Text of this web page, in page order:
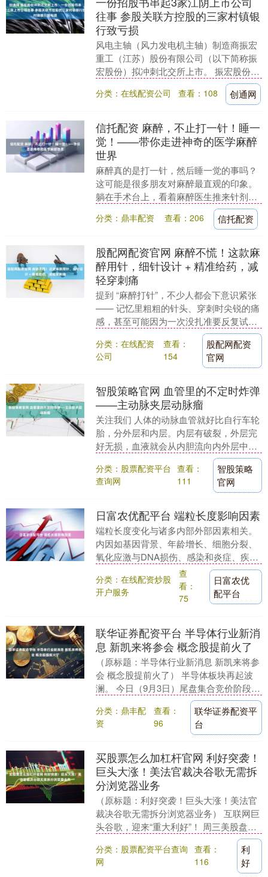
往事 参股关联方控股的三家村镇银
行致亏损
风电主轴（风力发电机主轴）制造商振宏
重工（江苏）股份有限公司（以下简称振
宏股份）拟冲刺北交所上市。 振宏股份是
一家家族色彩浓厚的企业，实控人赵正洪
的多位亲属在公....
分类：在线配资公司 查看：108 创通网
信托配资 麻醉，不止打一针！睡一
觉！——带你走进神奇的医学麻醉
世界
麻醉真的是打一针，然后睡一觉的事吗？
这可能是很多朋友对麻醉最直观的印象。
躺在手术台上，看着麻醉医生推来针剂，
几秒钟后意识模糊……醒来时手术已经结
束，仿佛只做了一....
分类：鼎丰配资 查看：206 信托配资
股配网配资官网 麻醉不慌！这款麻
醉用针，细针设计 + 精准给药，减
轻穿刺痛
提到 “麻醉打针”，不少人都会下意识紧张
—— 记忆里粗粗的针头、穿刺时尖锐的痛
感，甚至可能因为一次没扎准要反复试
针，让很多人还没进手术室，就先被 “麻
醉针” ....
分类：在线配资
公司
查看：
154
股配网配资
官网
智股策略官网 血管里的不定时炸弹
——主动脉夹层动脉瘤
关注我们 人体的动脉血管就好比自行车轮
胎，分外层和内层。内层有破裂，外层完
好无损，血液就会从内胆流向内外层中间
的腔隙，造成血液在这个病理性的夹层中
流动。这时候就....
分类：股票配资平台
查询网
查看：
111
智股策略
官网
日富农优配平台 端粒长度影响因素
端粒长度变化与诸多内部外部因素相关。
内因如基因背景、年龄增长、细胞分裂、
氧化应激与DNA损伤、感染和炎症、疾病
（自身免疫综合征、心血管疾病、高血
压、糖尿病等），....
分类：在线配资炒股
开户服务
查
看：
75
日富农优
配平台
联华证券配资平台 半导体行业新消
息 新凯来将参会 概念股提前火了
（原标题：半导体行业新消息 新凯来将参
会 概念股提前火了） 半导体板块再起波
澜。 今日（9月3日）尾盘集合竞价阶段，
杰恩设计（300668）股价直线拉升，该股
3....
分类：鼎丰配
资
查看：
96
联华证券配资平
台
买股票怎么加杠杆官网 利好突袭！
巨头大涨！美法官裁决谷歌无需拆
分浏览器业务
（原标题：利好突袭！巨头大涨！美法官
裁决谷歌无需拆分浏览器业务） 互联网巨
头谷歌，迎来“重大利好”！ 周三美股盘
前，谷歌母公司Alphabet的股价一度大涨
超6....
分类：股票配资平台查询
网
查看：
116
利
好